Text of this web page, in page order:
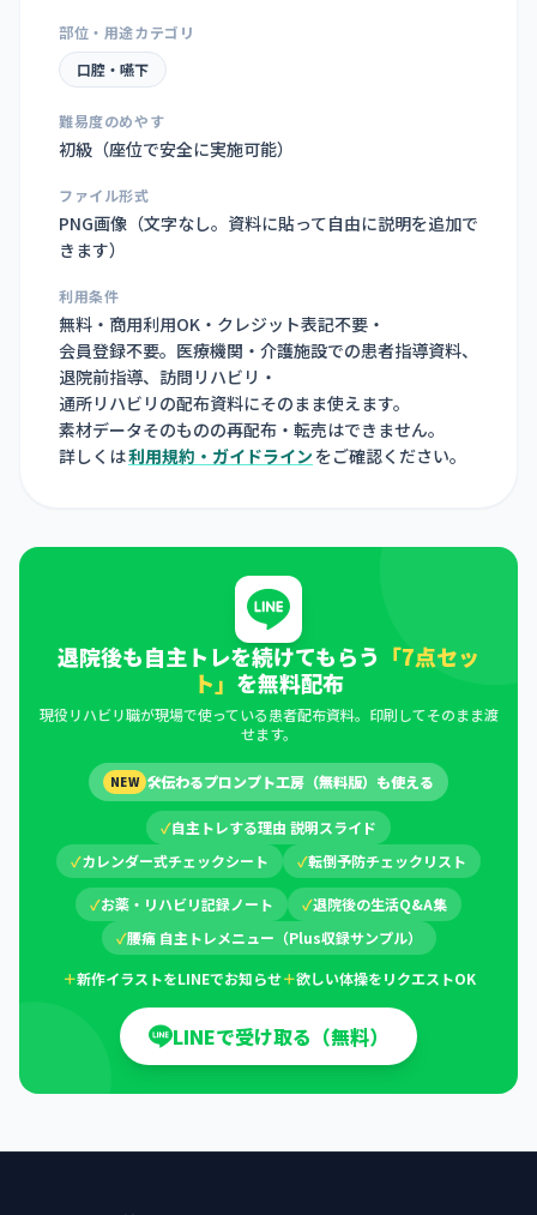
部位・用途カテゴリ
口腔・嚥下
難易度のめやす
初級（座位で安全に実施可能）
ファイル形式
PNG画像（文字なし。資料に貼って自由に説明を追加で
きます）
利用条件
無料・商用利用OK・クレジット表記不要・
会員登録不要。医療機関・介護施設での患者指導資料、
退院前指導、訪問リハビリ・
通所リハビリの配布資料にそのまま使えます。
素材データそのものの再配布・転売はできません。
詳しくは利用規約・ガイドライン をご確認ください。
退院後も自主トレを続けてもらう 「7点セッ
ト」 を無料配布
現役リハビリ職が現場で使っている患者配布資料。印刷してそのまま渡
せます。
NEW 🛠伝わるプロンプト工房（無料版）も使える
✓自主トレする理由 説明スライド
✓カレンダー式チェックシート ✓転倒予防チェックリスト
✓お薬・リハビリ記録ノート ✓退院後の生活Q&A集
✓腰痛 自主トレメニュー（Plus収録サンプル）
＋新作イラストをLINEでお知らせ＋欲しい体操をリクエストOK
LINEで受け取る（無料）